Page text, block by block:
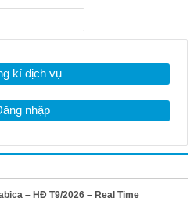
kí dịch vụ
nhập
– HĐ T9/2026 – Real Time